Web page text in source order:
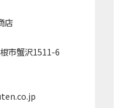
店
市蟹沢1511-6